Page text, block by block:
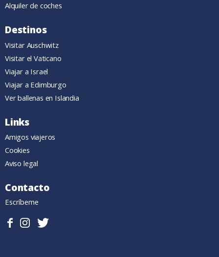
Alquiler de coches
Destinos
Visitar Auschwitz
Visitar el Vaticano
Viajar a Israel
Viajar a Edimburgo
Ver ballenas en Islandia
Links
Amigos viajeros
Cookies
Aviso legal
Contacto
Escríbeme
Sigueme
FollowFollow